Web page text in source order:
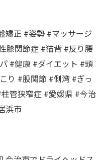
矯正 #姿勢 #マッサージ
膝関節症 #猫背 #反り腰
#健康 #ダイエット #頭
り #股関節 #側湾 #ぎっ
管狭窄症 #愛媛県 #今治
浜市